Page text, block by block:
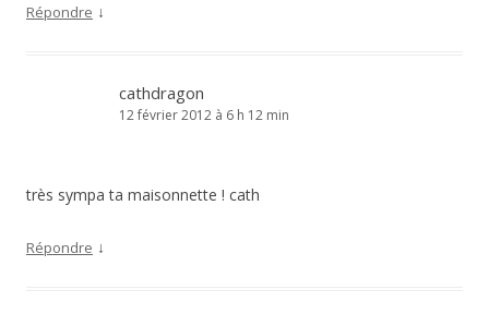
Répondre ↓
cathdragon
12 février 2012 à 6 h 12 min
très sympa ta maisonnette ! cath
Répondre ↓